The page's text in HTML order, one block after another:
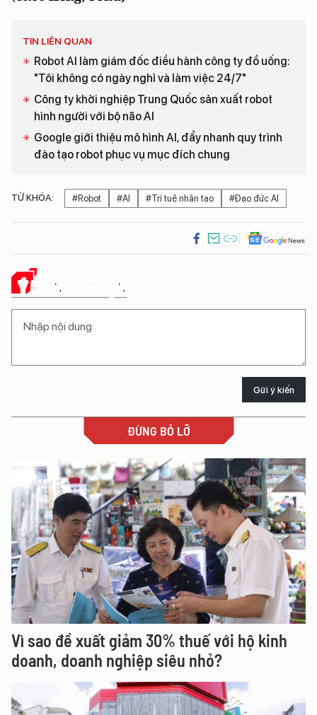
TIN LIÊN QUAN
Robot AI làm giám đốc điều hành công ty đồ uống:
"Tôi không có ngày nghỉ và làm việc 24/7"
Công ty khởi nghiệp Trung Quốc sản xuất robot
hình người với bộ não AI
Google giới thiệu mô hình AI, đẩy nhanh quy trình
đào tạo robot phục vụ mục đích chung
TỪ KHÓA: #Robot #AI #Trí tuệ nhân tạo #Đạo đức AI
Ý KIẾN CỦA BẠN
Gửi ý kiến
ĐỪNG BỎ LỠ
Vì sao đề xuất giảm 30% thuế với hộ kinh
doanh, doanh nghiệp siêu nhỏ?